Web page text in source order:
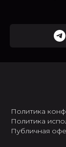
Политика
Политика
Публичная